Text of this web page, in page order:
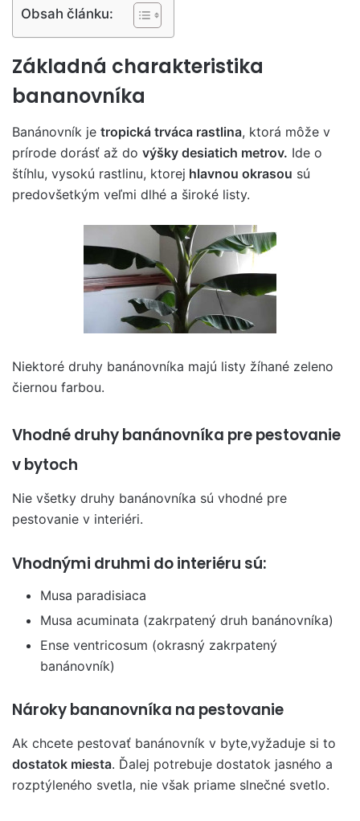
Obsah článku:
Základná charakteristika
bananovníka
Banánovník je tropická trváca rastlina, ktorá môže v
prírode dorásť až do výšky desiatich metrov. Ide o
štíhlu, vysokú rastlinu, ktorej hlavnou okrasou sú
predovšetkým veľmi dlhé a široké listy.
Niektoré druhy banánovníka majú listy žíhané zeleno
čiernou farbou.
Vhodné druhy banánovníka pre pestovanie
v bytoch
Nie všetky druhy banánovníka sú vhodné pre
pestovanie v interiéri.
Vhodnými druhmi do interiéru sú:
Musa paradisiaca
Musa acuminata (zakrpatený druh banánovníka)
Ense ventricosum (okrasný zakrpatený
banánovník)
Nároky bananovníka na pestovanie
Ak chcete pestovať banánovník v byte,vyžaduje si to
dostatok miesta. Ďalej potrebuje dostatok jasného a
rozptýleného svetla, nie však priame slnečné svetlo.